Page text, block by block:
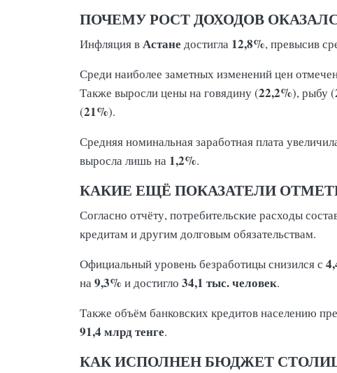
ПОЧЕМУ РОСТ ДОХОДОВ
Инфляция вАстане достигла 12,8%, превысив
Среди наиболее заметных изменений цен
Также выросли цены на говядину (22,2%), рыбу (
(21%).
Средняя номинальная заработная плата
выросла лишь на 1,2%.
КАКИЕ ЕЩЁ ПОКАЗАТЕЛИ
Согласно отчёту, потребительские расходы
кредитам и другим долговым обязательствам.
Официальный уровень безработицы снизился с
на9,3% и достигло 34,1 тыс. человек.
Также объём банковских кредитов населению
91,4 млрд тенге.
КАК ИСПОЛНЕН БЮДЖЕТ